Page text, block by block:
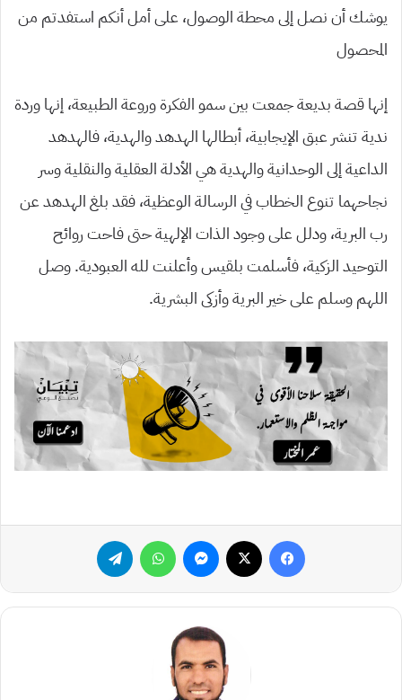
يوشك أن نصل إلى محطة الوصول، على أمل أنكم استفدتم من
المحصول
إنها قصة بديعة جمعت بين سمو الفكرة وروعة الطبيعة، إنها وردة
ندية تنشر عبق الإيجابية، أبطالها الهدهد والهدية، فالهدهد
الداعية إلى الوحدانية والهدية هي الأدلة العقلية والنقلية وسر
نجاحهما تنوع الخطاب في الرسالة الوعظية، فقد بلغ الهدهد عن
رب البرية، ودلل على وجود الذات الإلهية حتى فاحت روائح
التوحيد الزكية، فأسلمت بلقيس وأعلنت لله العبودية. وصل
اللهم وسلم على خير البرية وأزكى البشرية.
فيسبوك ماسنجر واتساب